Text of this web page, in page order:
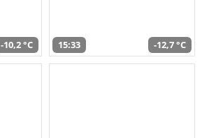
-10,2 °C 15:33 -12,7 °C